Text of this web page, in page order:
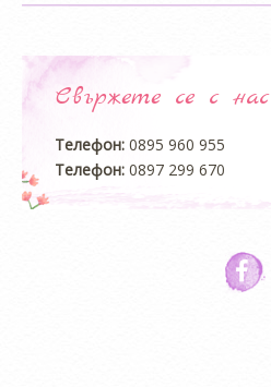
Свържете се с нас
Телефон: 0895 960 955
Телефон: 0897 299 670